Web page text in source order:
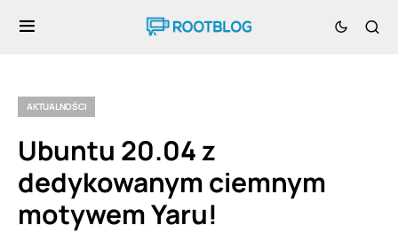
AKTUALNOŚCI
Ubuntu 20.04 z
dedykowanym ciemnym
motywem Yaru!